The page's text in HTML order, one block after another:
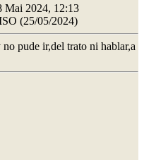
Mai 2024, 12:13
(25/05/2024)
pude ir,del trato ni hablar,a